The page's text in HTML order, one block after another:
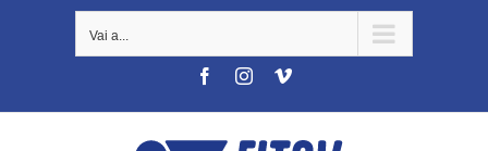
Vai a...
FacebookInstagramVimeo